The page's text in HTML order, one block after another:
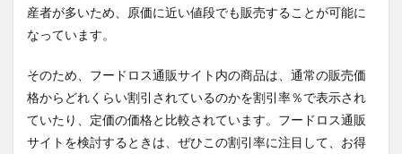
2.3.1
詰め合
2.4
社会
貢献
でき
産者が多いため、原価に近い値段でも販売することが可能に
なっています。
そのため、フードロス通販サイト内の商品は、通常の販売価
格からどれくらい割引されているのかを割引率％で表示され
ていたり、定価の価格と比較されています。フードロス通販
サイトを検討するときは、ぜひこの割引率に注目して、お得